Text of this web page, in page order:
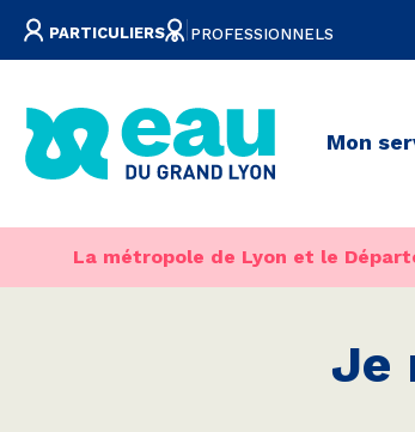
PARTICULIERS PROFESSIONNELS
Mon
La métropole de Lyon et le
Je